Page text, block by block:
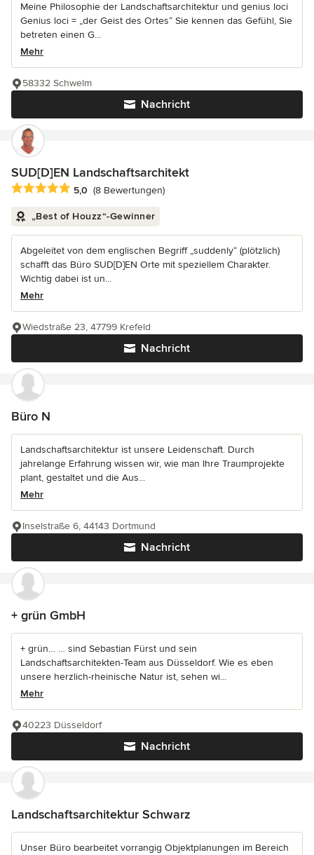
Meine Philosophie der Landschaftsarchitektur und genius loci
Genius loci = „der Geist des Ortes“ Sie kennen das Gefühl, Sie
betreten einen G...
Mehr
Nachricht
58332 Schwelm
SUD[D]EN Landschaftsarchitekt
Durchschnittliche Bewertung: 5 von 5 Sternen
5,0 (8 Bewertungen)
„Best of Houzz“-Gewinner
Abgeleitet von dem englischen Begriff „suddenly“ (plötzlich)
schafft das Büro SUD[D]EN Orte mit speziellem Charakter.
Wichtig dabei ist un...
Mehr
Nachricht
Wiedstraße 23, 47799 Krefeld
Büro N
Landschaftsarchitektur ist unsere Leidenschaft. Durch
jahrelange Erfahrung wissen wir, wie man Ihre Traumprojekte
plant, gestaltet und die Aus...
Mehr
Nachricht
Inselstraße 6, 44143 Dortmund
+ grün GmbH
+ grün… … sind Sebastian Fürst und sein
Landschaftsarchitekten-Team aus Düsseldorf. Wie es eben
unsere herzlich-rheinische Natur ist, sehen wi...
Mehr
Nachricht
40223 Düsseldorf
Landschaftsarchitektur Schwarz
Unser Büro bearbeitet vorrangig Objektplanungen im Bereich